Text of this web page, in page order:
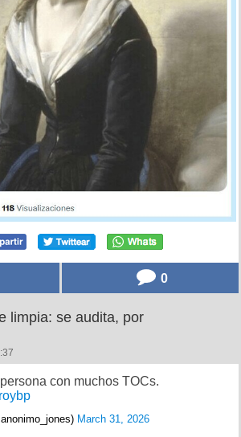
0
limpia: se audita, por
con muchos TOCs.
March 31, 2026